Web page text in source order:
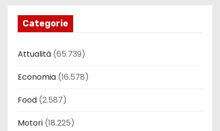
Categorie
Attualità (65.739)
Economia (16.578)
Food (2.587)
Motori (18.225)